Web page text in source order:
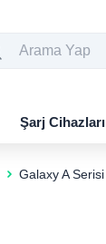
Şarj Cihazları
Galaxy A Serisi